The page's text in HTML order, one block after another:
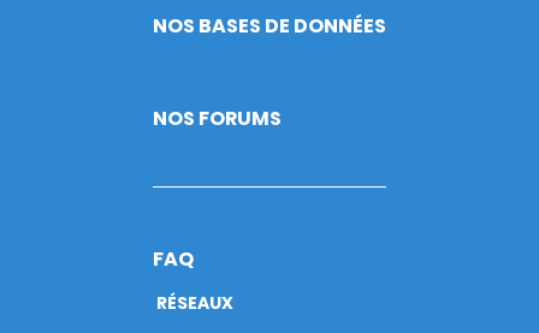
NOS BASES DE DONNÉES
NOS FORUMS
FAQ
RÉSEAUX